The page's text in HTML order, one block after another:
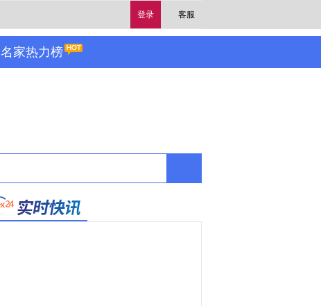
登录 客服
名家热力榜